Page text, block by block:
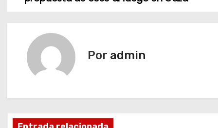
c
Por admin